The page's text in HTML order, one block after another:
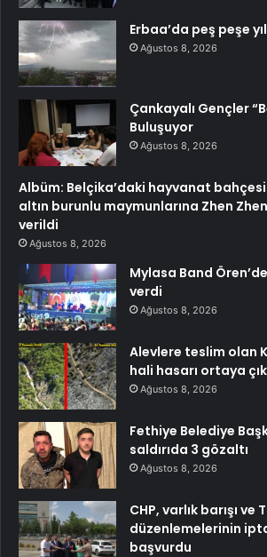
Erbaa’da peş peşe
Ağustos 8, 2026
Çankayalı Gençler
Buluşuyor
Ağustos 8, 2026
Albüm: Belçika’daki hayvanat
altın burunlu maymunlarına Zhen
verildi
Ağustos 8, 2026
Mylasa Band
verdi
Ağustos 8, 2026
Alevlere teslim olan
hali hasarı ortaya
Ağustos 8, 2026
Fethiye Belediye
saldırıda 3 gözaltı
Ağustos 8, 2026
CHP, varlık barışı ve
düzenlemelerinin
başvurdu